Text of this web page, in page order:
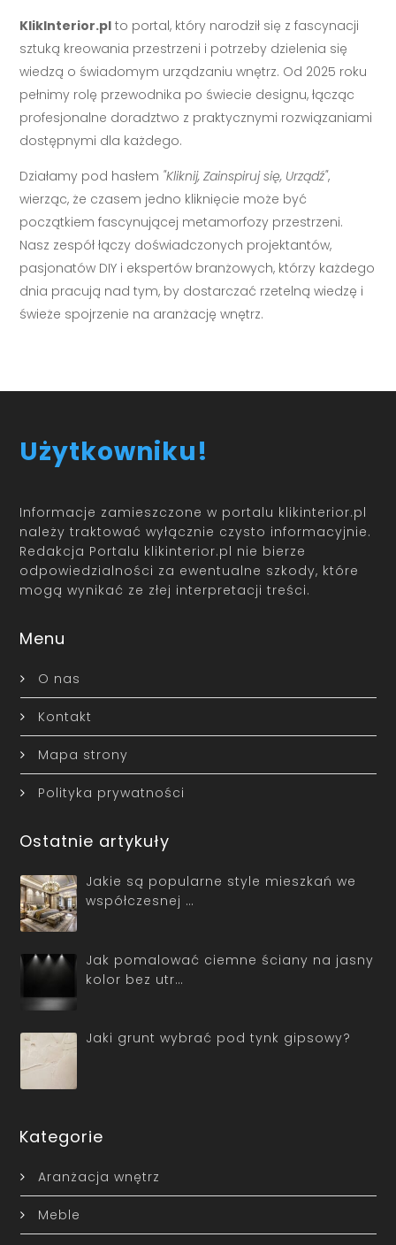
KlikInterior.pl to portal, który narodził się z fascynacji
sztuką kreowania przestrzeni i potrzeby dzielenia się
wiedzą o świadomym urządzaniu wnętrz. Od 2025 roku
pełnimy rolę przewodnika po świecie designu, łącząc
profesjonalne doradztwo z praktycznymi rozwiązaniami
dostępnymi dla każdego.
Działamy pod hasłem "Kliknij, Zainspiruj się, Urządź",
wierząc, że czasem jedno kliknięcie może być
początkiem fascynującej metamorfozy przestrzeni.
Nasz zespół łączy doświadczonych projektantów,
pasjonatów DIY i ekspertów branżowych, którzy każdego
dnia pracują nad tym, by dostarczać rzetelną wiedzę i
świeże spojrzenie na aranżację wnętrz.
Użytkowniku!
Informacje zamieszczone w portalu klikinterior.pl
należy traktować wyłącznie czysto informacyjnie.
Redakcja Portalu klikinterior.pl nie bierze
odpowiedzialności za ewentualne szkody, które
mogą wynikać ze złej interpretacji treści.
Menu
O nas
Kontakt
Mapa strony
Polityka prywatności
Ostatnie artykuły
Jakie są popularne style mieszkań we
współczesnej …
Jak pomalować ciemne ściany na jasny
kolor bez utr…
Jaki grunt wybrać pod tynk gipsowy?
Kategorie
Aranżacja wnętrz
Meble